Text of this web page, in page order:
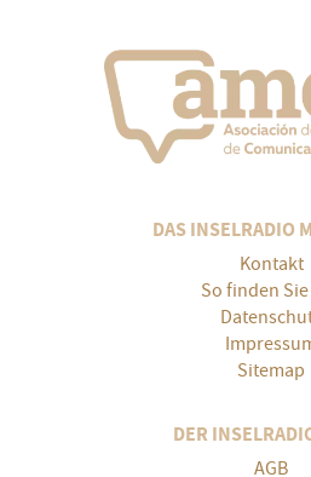
DAS INSELRADIO
Kontakt
So finden
Sitemap
DER
AGB